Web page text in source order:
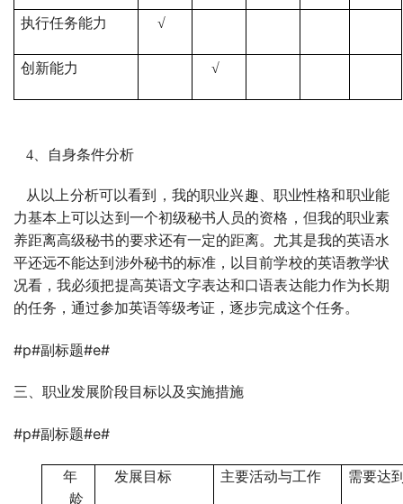
执行任务能力 √
创新能力 √
4 、自身条件分析
从以上分析可以看到，我的职业兴趣、职业性格和职业能
力基本上可以达到一个初级秘书人员的资格，但我的职业素
养距离高级秘书的要求还有一定的距离。尤其是我的英语水
平还远不能达到涉外秘书的标准，以目前学校的英语教学状
况看，我必须把提高英语文字表达和口语表达能力作为长期
的任务，通过参加英语等级考证，逐步完成这个任务。
#p#副标题#e#
三、职业发展阶段目标以及实施措施
#p#副标题#e#
年
龄
发展目标 主要活动与工作 需要达